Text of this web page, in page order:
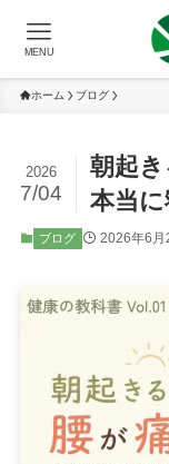
MENU
ホーム ブログ
朝起
本当
2026
7/04
ブログ 2026年6月